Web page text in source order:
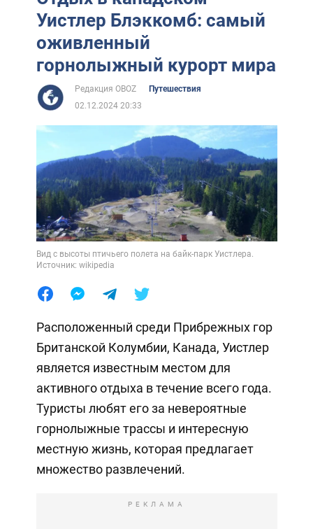
Уистлер Блэккомб: самый
оживленный
горнолыжный курорт мира
Редакция OBOZ
Путешествия
02.12.2024 20:33
Вид с высоты птичьего полета на байк-парк Уистлера.
Источник: wikipedia
Расположенный среди Прибрежных гор
Британской Колумбии, Канада, Уистлер
является известным местом для
активного отдыха в течение всего года.
Туристы любят его за невероятные
горнолыжные трассы и интересную
местную жизнь, которая предлагает
множество развлечений.
РЕКЛАМА